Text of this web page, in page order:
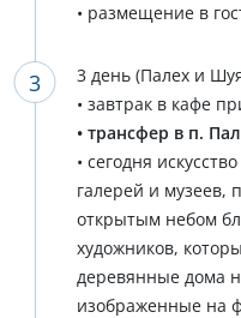
• размещение в
3 день (Палех и
• завтрак в кафе
• трансфер в п.
• сегодня
галерей и музеев,
открытым небом
художников,
деревянные дома
изображенные на